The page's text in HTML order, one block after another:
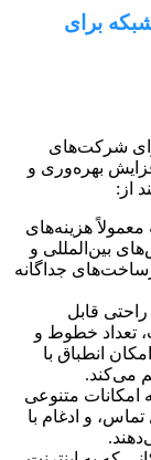
برای
شرکت‌های
بهره‌وری و
از:
معمولاً هزینه‌های
بین‌المللی و
جداگانه
قابل
تعداد خطوط و
امکان انطباق با
می‌کند.
متنوعی
و ادغام با